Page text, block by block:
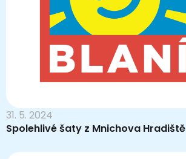
31. 5. 2024
Spolehlivé šaty z Mnichova Hradiště